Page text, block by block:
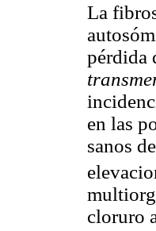
La
pérdida
en las
sanos
cloruro